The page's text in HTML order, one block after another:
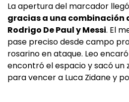
La apertura del marcador
gracias a una combinación
Rodrigo De Paul y Messi. El
pase preciso desde campo
rosarino en ataque. Leo
encontró el espacio y sacó un
para vencer a Luca Zidane y